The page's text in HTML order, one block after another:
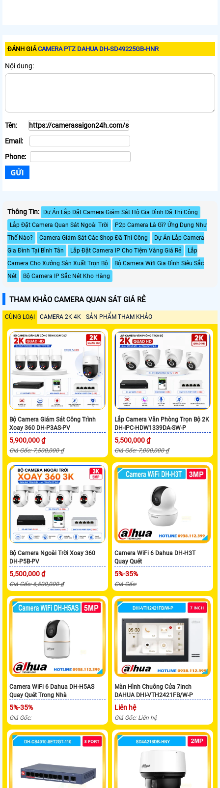
ĐÁNH GIÁCAMERA PTZ DAHUA DH-SD49225GB-HNR
Nội dung:
Tên:
Email:
Phone:
Thông Tin:
Dự Án Lắp Đặt Camera Giám Sát Hộ Gia Đình Đã Thi Công
Lắp Đặt Camera Quan Sát Ngoài Trời
P2p Camera Là Gì? Ứng Dụng Như
Thế Nào?
Camera Giám Sát Các Shop Đã Thi Công
Dự Án Lắp Camera
Gia Đình Tại Bình Tân
Lắp Đặt Camera IP Cho Tiệm Vàng Giá Rẻ
Lắp
Camera Cho Xưởng Sản Xuất Trọn Bộ
Bộ Camera Wifi Gia Đình Siêu Sắc
Nét
Bộ Camera IP Sắc Nét Kho Hàng
THAM KHẢO CAMERA QUAN SÁT GIÁ RẺ
CÙNG LOẠI CAMERA 2K 4K SẢN PHẨM THAM KHẢO
Bộ Camera Giám Sát Công Trình
Xoay 360 DH-P3AS-PV
5,900,000 ₫
Giá Gốc: 7,500,000 ₫
Lắp Camera Văn Phòng Trọn Bộ 2K
DH-IPC-HDW1339DA-SW-P
5,500,000 ₫
Giá Gốc: 7,000,000 ₫
Bộ Camera Ngoài Trời Xoay 360
DH-P5B-PV
5,500,000 ₫
Giá Gốc: 6,500,000 ₫
Camera WiFi 6 Dahua DH-H3T
Quay Quét
5%-35%
Giá Gốc:
Camera WiFi 6 Dahua DH-H5AS
Quay Quét Trong Nhà
5%-35%
Giá Gốc:
Màn Hình Chuông Cửa 7inch
DAHUA DHI-VTH2421FB/W-P
Liên hệ
Giá Gốc: Liên hệ